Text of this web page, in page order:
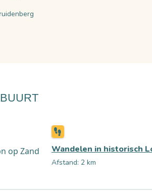
Wandelen in historisch
Afstand: 2 km